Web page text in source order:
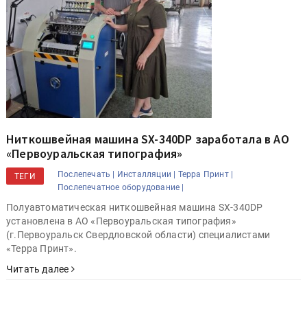
Ниткошвейная машина SX-340DP заработала в АО
«Первоуральская типография»
ТЕГИ Послепечать | Инсталляции |
Терра Принт |
Послепечатное оборудование |
Полуавтоматическая ниткошвейная машина SX-340DP
установлена в АО «Первоуральская типография»
(г.Первоуральск Свердловской области) специалистами
«Терра Принт».
Читать далее